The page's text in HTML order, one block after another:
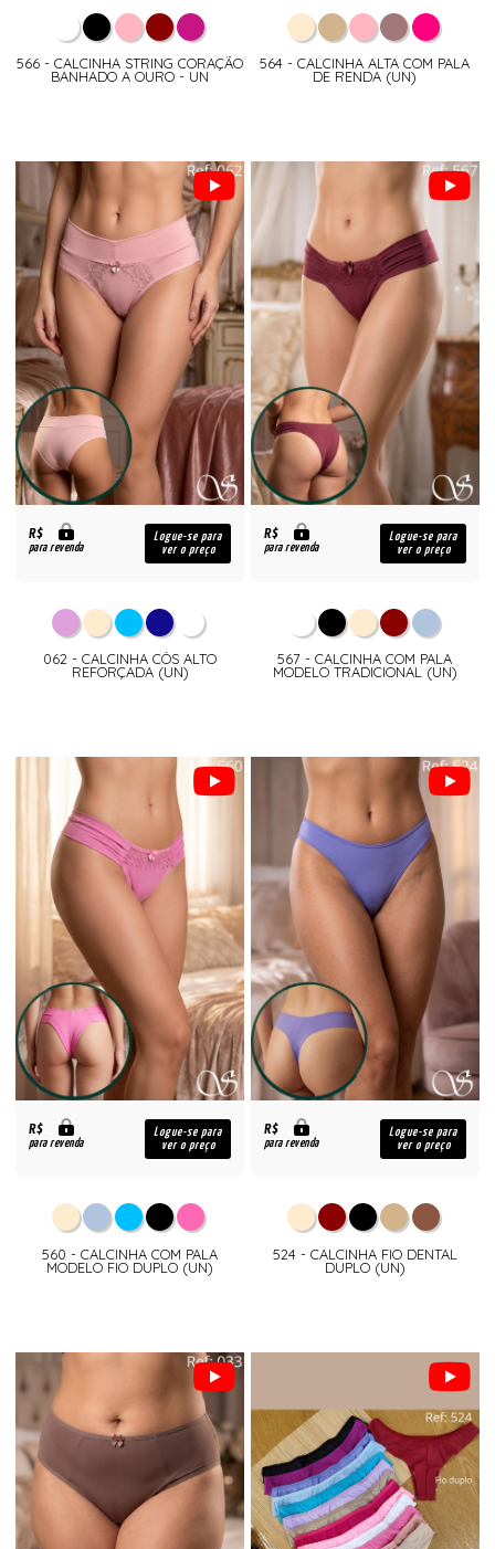
566 - CALCINHA STRING CORAÇÃO
BANHADO A OURO - UN
564 - CALCINHA ALTA COM PALA
DE RENDA (UN)
R$
para revenda
Logue-se para
ver o preço
062 - CALCINHA CÓS ALTO
REFORÇADA (UN)
R$
para revenda
Logue-se para
ver o preço
567 - CALCINHA COM PALA
MODELO TRADICIONAL (UN)
R$
para revenda
Logue-se para
ver o preço
560 - CALCINHA COM PALA
MODELO FIO DUPLO (UN)
R$
para revenda
Logue-se para
ver o preço
524 - CALCINHA FIO DENTAL
DUPLO (UN)